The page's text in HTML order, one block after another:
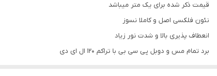
قیمت ذکر شده برای یک متر میباشد
نئون فلکسی اصل و کاملا نسوز
انعطاف پذیری بالا و شدت نور زیاد
برد تمام مس و دوبل پی سی بی با تراکم 120 ال ای دی